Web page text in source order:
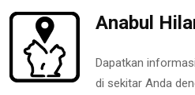
Anabul
Dapatkan
di sekitar Anda